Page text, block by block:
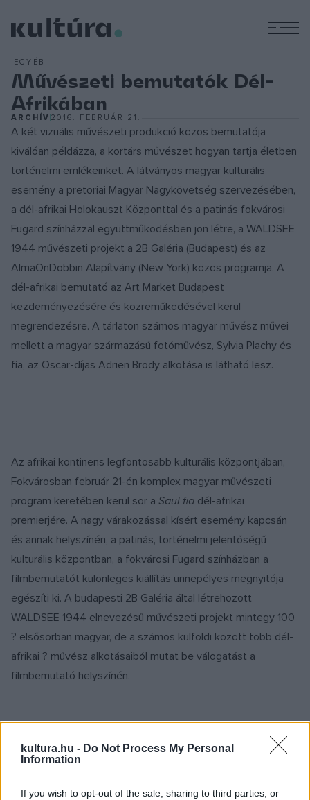
kultura.hu - Do Not Process My Personal
Information
If you wish to opt-out of the sale, sharing to third parties, or
EGYÉB
Művészeti bemutatók Dél-
Afrikában
ARCHÍV2016. FEBRUÁR 21.
A két vizuális művészeti produkció közös bemutatója
kiválóan példázza, a kortárs művészet hogyan tartja életben
történelmi emlékeinket. A látványos magyar kulturális
esemény a pretoriai Magyar Nagykövetség szervezésében,
a dél-afrikai Holokauszt Központtal és a patinás fokvárosi
Fugard színházzal együttműködésben jön létre, a WALDSEE
1944 művészeti projekt a 2B Galéria (Budapest) és az
AlmaOnDobbin Alapítvány (New York) közös programja. A
dél-afrikai bemutató az Art Market Budapest
kezdeményezésére és közreműködésével kerül
megrendezésre. A tárlaton számos magyar művész művei
mellett a magyar származású fotóművész, Sylvia Plachy és
fia, az Oscar-díjas Adrien Brody alkotása is látható lesz.
Az afrikai kontinens legfontosabb kulturális központjában,
Fokvárosban február 21-én komplex magyar művészeti
program keretében kerül sor a Saul fia dél-afrikai
premierjére. A nagy várakozással kísért esemény kapcsán
és annak helyszínén, a patinás, történelmi jelentőségű
kulturális központban, a fokvárosi Fugard színházban a
filmbemutatót különleges kiállítás ünnepélyes megnyitója
egészíti ki. A budapesti 2B Galéria által létrehozott
WALDSEE 1944 elnevezésű művészeti projekt mintegy 100
? elsősorban magyar, de a számos külföldi között több dél-
afrikai ? művész alkotásaiból mutat be válogatást a
filmbemutató helyszínén.
A számtalan nemzetközi elismerést, köztük a Cannes-i
is begyűjtő Saul fiadél-afrikai bemutatójára éppen egy